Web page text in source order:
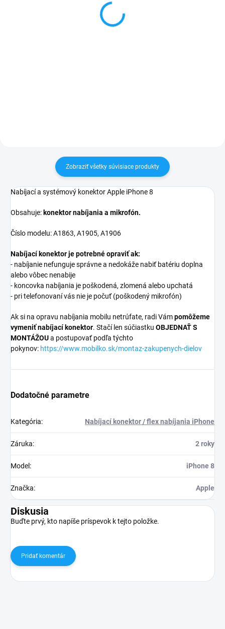
Zobraziť všetky súvisiace produkty
Nabíjací a systémový konektor Apple iPhone 8
Obsahuje: konektor nabíjania a mikrofón.
Číslo modelu: A1863, A1905, A1906
Nabíjací konektor je potrebné opraviť ak:
- nabíjanie nefunguje správne a nedokáže nabiť batériu doplna
alebo vôbec nenabije
- koncovka nabíjania je poškodená, zlomená alebo upchatá
- pri telefonovaní vás nie je počuť (poškodený mikrofón)
Ak si na opravu nabíjania mobilu netrúfate, radi Vámpomôžeme
vymeniť nabíjací konektor. Stačí len súčiastku OBJEDNAŤ S
MONTÁŽOUa postupovať podľa týchto
pokynov: https://www.mobilko.sk/montaz-zakupenych-dielov
Dodatočné parametre
Kategória: Nabíjací konektor / flex nabíjania iPhone
Záruka: 2 roky
Model : iPhone 8
Značka: Apple
Diskusia
Buďte prvý, kto napíše príspevok k tejto položke.
Pridať komentár